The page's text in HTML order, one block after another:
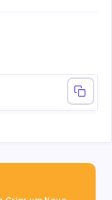
Email